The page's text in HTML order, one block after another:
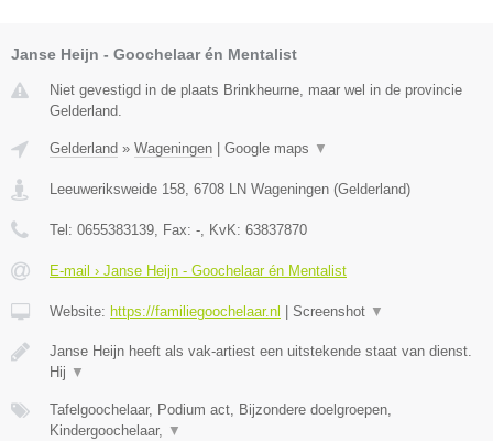
Janse Heijn - Goochelaar én Mentalist
Niet gevestigd in de plaats Brinkheurne, maar wel in de provincie
Gelderland.
Gelderland » Wageningen Google maps ▼
Leeuweriksweide 158, 6708 LN Wageningen (Gelderland)
Tel: 0655383139, Fax: -, KvK: 63837870
E-mail › Janse Heijn - Goochelaar én Mentalist
Website: https://familiegoochelaar.nl Screenshot ▼
Janse Heijn heeft als vak-artiest een uitstekende staat van dienst.
Hij ▼
Tafelgoochelaar, Podium act, Bijzondere doelgroepen,
Kindergoochelaar, ▼